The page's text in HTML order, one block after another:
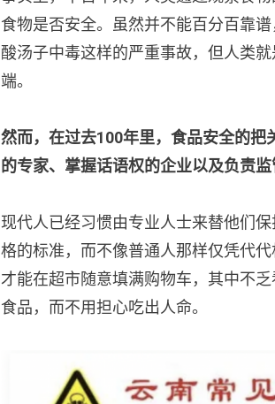
食物是否安全。虽然并不能百分百靠
酸汤子中毒这样的严重事故，但人类
端。
然而，在过去100年里，食品安全的
的专家、掌握话语权的企业以及负责监
现代人已经习惯由专业人士来替他们
格的标准，而不像普通人那样仅凭代
才能在超市随意填满购物车，其中不
食品，而不用担心吃出人命。